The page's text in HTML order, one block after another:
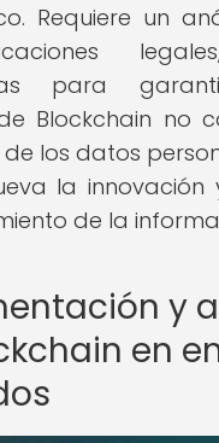
Requiere un
para
Blockchain no
los datos
la innovación
de la
y
en